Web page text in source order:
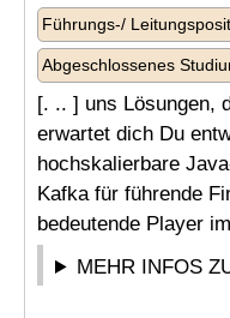
Führungs-/
Abgeschlossenes
[. .. ] uns Lösungen,
erwartet dich Du
hochskalierbare
Kafka für führende
bedeutende Player
MEHR INFOS